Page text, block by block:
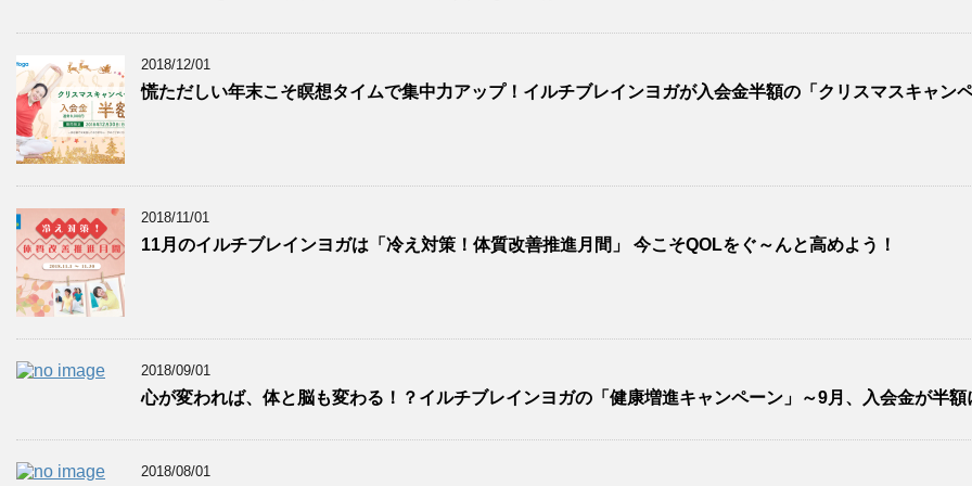
2018/12/01
慌ただしい年末こそ瞑想タイムで集中力アップ！イルチブレインヨガが入会金半額の「クリスマスキャンペ
2018/11/01
11月のイルチブレインヨガは「冷え対策！体質改善推進月間」 今こそQOLをぐ～んと高めよう！
2018/09/01
心が変われば、体と脳も変わる！？イルチブレインヨガの「健康増進キャンペーン」～9月、入会金が半額
2018/08/01